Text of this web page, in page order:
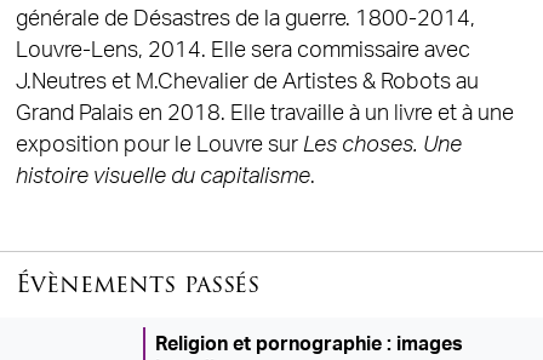
générale de Désastres de la guerre. 1800-2014,
Louvre-Lens, 2014. Elle sera commissaire avec
J.Neutres et M.Chevalier de Artistes & Robots au
Grand Palais en 2018. Elle travaille à un livre et à une
exposition pour le Louvre sur Les choses. Une
histoire visuelle du capitalisme.
Évènements passés
Religion et pornographie : images